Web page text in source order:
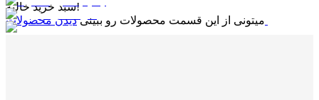
سبد خرید خالیه!
میتونی از این قسمت محصولات رو ببینی